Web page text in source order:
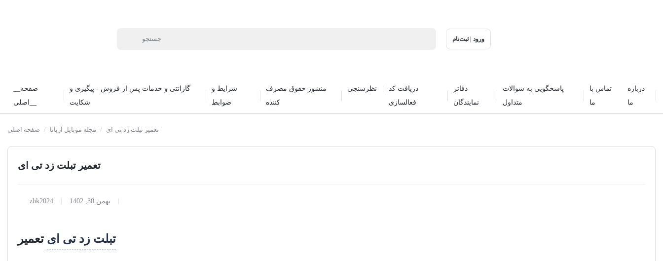
ورود | ثبت‌نام
گارانتی و خدمات پس از فروش - پیگیری و
شکایت
شرایط و
ضوابط
منشور حقوق مصرف
کننده
نظرسنجی
دریافت کد
فعالسازی
دفاتر
نمایندگان
پاسخگویی به سوالات
متداول
تماس با
ما
درباره
ما
صفحه اصلی / مجله موبایل آریانا / تعمیر تبلت زد تی ای
تعمیر تبلت زد تی ای
zhk2024 بهمن 30, 1402
تبلت زد تی ای